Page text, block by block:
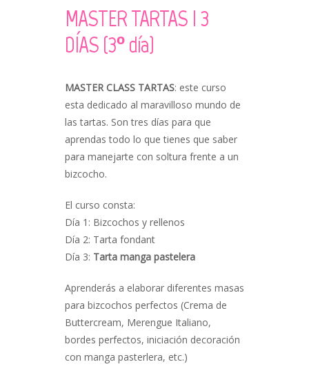
MASTER TARTAS I 3
DÍAS (3º día)
MASTER CLASS TARTAS: este curso
esta dedicado al maravilloso mundo de
las tartas. Son tres días para que
aprendas todo lo que tienes que saber
para manejarte con soltura frente a un
bizcocho.
El curso consta:
Día 1: Bizcochos y rellenos
Día 2: Tarta fondant
Día 3: Tarta manga pastelera
Aprenderás a elaborar diferentes masas
para bizcochos perfectos (Crema de
Buttercream, Merengue Italiano,
bordes perfectos, iniciación decoración
con manga pasterlera, etc.)